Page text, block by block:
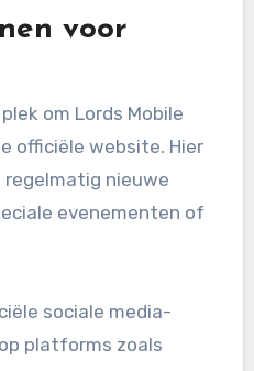
voor
om Lords Mobile
officiële website. Hier
nieuwe
evenementen of
sociale media-
platforms zoals